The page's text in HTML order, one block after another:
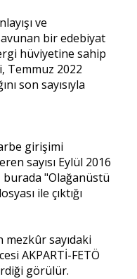
ve
bir edebiyat
hüviyetine sahip
Temmuz 2022
son sayısıyla
girişimi
sayısı Eylül 2016
burada "Olağanüstü
ile çıktığı
sayıdaki
AKPARTİ-FETÖ
görülür.